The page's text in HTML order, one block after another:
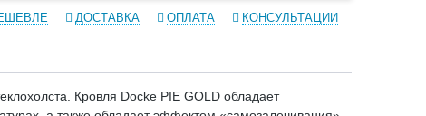
ДОСТАВКА ОПЛАТА КОНСУЛЬТАЦИИ
Кровля Docke PIE GOLD обладает